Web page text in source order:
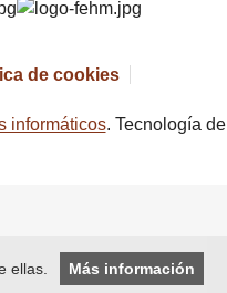
de cookies
informáticos. Tecnología de
ellas. Más información